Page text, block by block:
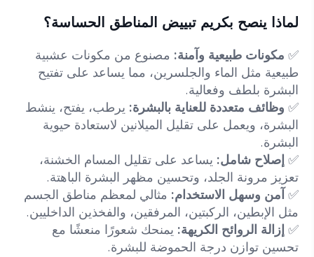
لماذا ينصح بكريم تبييض المناطق الحساسة؟
✅ مكونات طبيعية وآمنة: مصنوع من مكونات عشبية
طبيعية مثل الماء والجلسرين، مما يساعد على تفتيح
البشرة بلطف وفعالية.
✅ وظائف متعددة للعناية بالبشرة: يرطب، يفتح، ينشط
البشرة، ويعمل على تقليل الميلانين لاستعادة حيوية
البشرة.
✅إصلاح شامل: يساعد على تقليل المسام الخشنة،
تعزيز مرونة الجلد، وتحسين مظهر البشرة الباهتة.
✅آمن وسهل الاستخدام: مثالي لمعظم مناطق الجسم
مثل الإبطين، الركبتين، المرفقين، والفخذين الداخليين.
✅إزالة الروائح الكريهة: يمنحك شعورًا منعشًا مع
تحسين توازن درجة الحموضة للبشرة.